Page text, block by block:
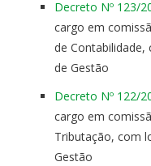
Decreto Nº 123/
cargo em
de Contabilidade,
de Gestão
Decreto Nº 122/
cargo em
Tributação, com
Gestão